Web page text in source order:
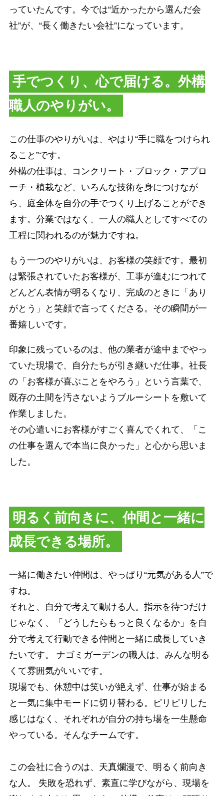
っていたんです。今では“近かったから選んだ会
社”が、“長く働きたい会社”になっています。
手でつくり、心で届ける。外構
職人のやりがい。
この仕事のやりがいは、やはり“手に職をつけられ
ること”です。
外構の仕事は、コンクリート・ブロック・アプロ
ーチ・植栽など、いろんな技術を身につけなが
ら、庭全体を自分の手でつくり上げることができ
ます。分業ではなく、一人の職人としてすべての
工程に関われるのが魅力ですね。
もう一つのやりがいは、お客様の笑顔です。最初
は緊張されていたお客様が、工事が進むにつれて
どんどん表情が明るくなり、完成のときに「あり
がとう」と笑顔で言ってくださる。その瞬間が一
番嬉しいです。
印象に残っているのは、他の業者が途中までやっ
ていた現場で、自分たちが引き継いだ仕事。社長
の「お客様が喜ぶことをやろう」という言葉で、
既存の土間を汚さないようブルーシートを敷いて
作業しました。
その心遣いにお客様がすごく喜んでくれて、「こ
の仕事を選んで本当に良かった」と心から思いま
した。
明るく前向きに、仲間と一緒に
成長できる場所。
一緒に働きたい仲間は、やっぱり“元気がある人”で
すね。
それと、自分で考えて動ける人。指示を待つだけ
じゃなく、「どうしたらもっと良くなるか」を自
分で考えて行動できる仲間と一緒に成長していき
たいです。 ナゴミガーデンの職人は、みんな明る
くて雰囲気がいいです。
現場でも、休憩中は笑いが絶えず、仕事が始まる
と一気に集中モードに切り替わる。ピリピリした
感じはなく、それぞれが自分の持ち場を一生懸命
やっている。そんなチームです。
この会社に合うのは、天真爛漫で、明るく前向き
な人。 失敗を恐れず、素直に学びながら、現場を